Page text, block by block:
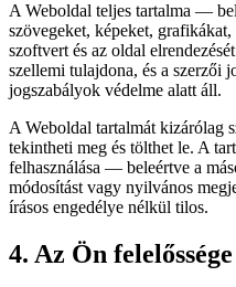
A Weboldal teljes tartalma —
szövegeket, képeket,
szoftvert és az oldal
szellemi tulajdona, és a szerzői
jogszabályok védelme alatt áll.
A Weboldal tartalmát kizárólag
tekintheti meg és tölthet le. A
felhasználása — beleértve a
módosítást vagy nyilvános
írásos engedélye nélkül tilos.
4. Az Ön felelőssége